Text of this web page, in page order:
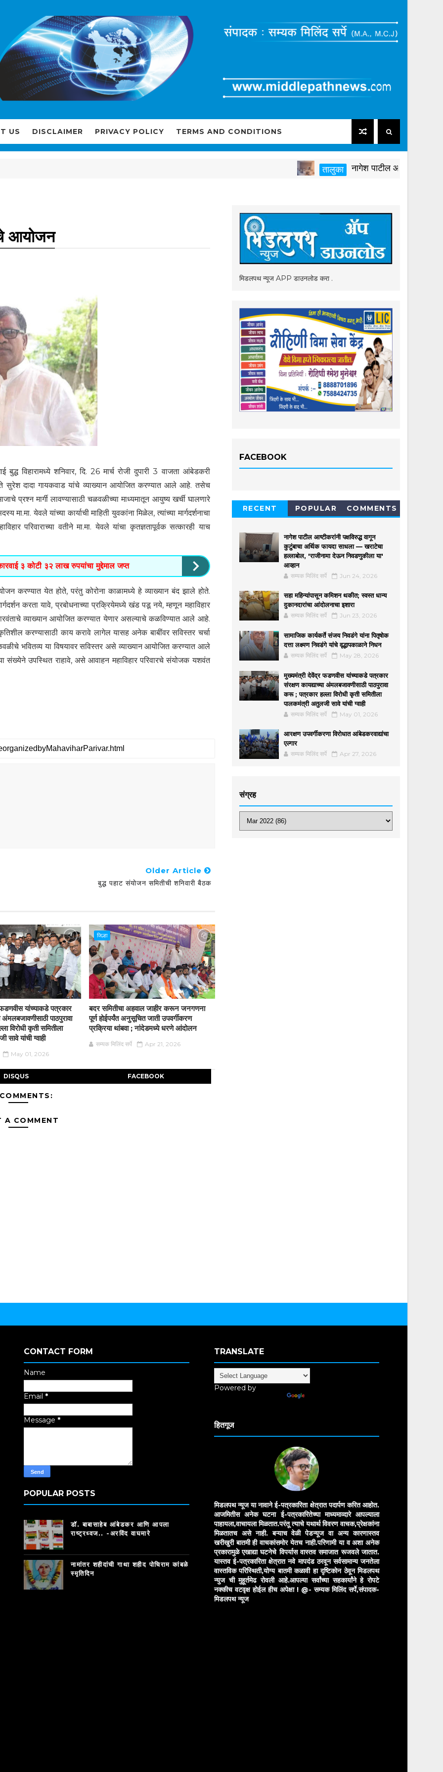
US DISCLAIMER PRIVACY POLICY TERMS AND CONDITIONS
तालुका नागेश पाटील आष्टीकरांनी
आयोजन
बुद्ध विहारामध्ये शनिवार, दि. 26 मार्च रोजी दुपारी 3 वाजता आंबेडकरी
सुरेश दादा गायकवाड यांचे व्याख्यान आयोजित करण्यात आले आहे. तसेच
मार्गी लावण्यासाठी चळवळीच्या माध्यमातून आयुष्य खर्ची घालणारे
मा.मा. येवले यांच्या कार्याची माहिती युवकांना मिळेल, त्यांच्या मार्गदर्शनाचा
परिवाराच्या वतीने मा.मा. येवले यांचा कृतज्ञतापूर्वक सत्कारही याच
३ कोटी ३२ लाख रुपयांचा मुद्देमाल जप्त
करण्यात येत होते, परंतु कोरोना काळामध्ये हे व्याख्यान बंद झाले होते.
करता यावे, प्रबोधनाच्या प्रक्रियेमध्ये खंड पडू नये, म्हणून महाविहार
व्याख्यान आयोजित करण्यात येणार असल्याचे कळविण्यात आले आहे.
करण्यासाठी काय करावे लागेल यासह अनेक बाबींवर सविस्तर चर्चा
भवितव्य या विषयावर सविस्तर असे व्याख्यान आयोजित करण्यात आले
संख्येने उपस्थित राहावे, असे आवाहन महाविहार परिवारचे संयोजक यशवंत
Older Article
बुद्ध पहाट संयोजन समितीची शनिवारी बैठक
यांच्याकडे पत्रकार
अंमलबजावणीसाठी पाठपुरावा
विरोधी कृती समितीला
यांची ग्वाही
May 01, 2026
जिल्हा
बदर समितीचा अहवाल जाहीर करून जनगणना
पूर्ण होईपर्यंत अनुसूचित जाती उपवर्गीकरण
प्रक्रिया थांबवा ; नांदेडमध्ये धरणे आंदोलन
सम्यक मिलिंद सर्पे Apr 21, 2026
DISQUS FACEBOOK
A COMMENT
मिडलपथ न्यूज APP डाउनलोड करा .
FACEBOOK
RECENT POPULAR COMMENTS
नागेश पाटील आष्टीकरांनी पक्षविरुद्ध वागून
कुटुंबाचा अर्थिक फायदा साधला — खराटेचा
हल्लाबोल, 'राजीनामा देऊन निवडणुकीला या'
आव्हान
सम्यक मिलिंद सर्पे Jun 24, 2026
सहा महिन्यांपासून कमिशन थकीत; स्वस्त धान्य
दुकानदारांचा आंदोलनाचा इशारा
सम्यक मिलिंद सर्पे Jun 23, 2026
सामाजिक कार्यकर्ते संजय निवडंगे यांना पितृषोक
दत्ता लक्ष्मण निवडंगे यांचे वृद्धापकाळाने निधन
सम्यक मिलिंद सर्पे May 28, 2026
मुख्यमंत्री देवेंद्र फडणवीस यांच्याकडे पत्रकार
संरक्षण कायद्याच्या अंमलबजावणीसाठी पाठपुरावा
करू ; पत्रकार हल्ला विरोधी कृती समितीला
पालकमंत्री अतुलजी सावे यांची ग्वाही
सम्यक मिलिंद सर्पे May 01, 2026
आरक्षण उपवर्गीकरणा विरोधात आंबेडकरवाद्यांचा
एल्गार
सम्यक मिलिंद सर्पे Apr 27, 2026
संग्रह
CONTACT FORM
Name
Email *
Message *
POPULAR POSTS
डॉ. बाबासाहेब आंबेडकर आणि आपला
राष्ट्रध्वज.. -अरविंद वाघमारे
नामांतर शहीदांची गाथा शहीद पोचिराम कांबळे
स्मृतिदिन
TRANSLATE
Powered by
हितगूज
मिडलपथ न्यूज या नावाने ई-पत्रकारिता क्षेत्रात पदार्पण करित आहोत.
आजमितीस अनेक घटना ई-पत्रकारितेच्या माध्यमाव्दारे आपल्याला
पाहायला,वाचायला मिळतात.परंतू त्याचे यथार्थ विवरण वाचक,प्रेक्षकांना
मिळतातच असे नाही. बऱ्याच वेळी पेडन्यूज वा अन्य कारणास्तव
खरीखुरी बातमी ही वाचकांसमोर येतच नाही.परिणामी या व अशा अनेक
प्रकारामुळे एखाद्या घटनेचे विपर्यास वास्तव समाजात रूजवले जातात.
यास्तव ई-पत्रकारिता क्षेत्रात नवे मापदंड ठरवून सर्वसामान्य जनतेला
वास्तविक परिस्थिती,योग्य बातमी कळावी हा दृष्टिकोन ठेवून मिडलपथ
न्युज ची मुहूर्तमेढ रोवली आहे.आपल्या सर्वांच्या सहकार्यांने हे रोपटे
नक्कीच वटवृक्ष होईल हीच अपेक्षा ! @- सम्यक मिलिंद सर्पे,संपादक-
मिडलपथ न्यूज